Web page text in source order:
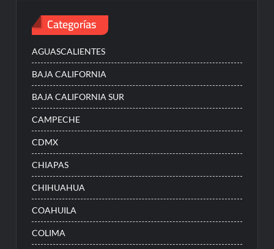
Categorías
AGUASCALIENTES
BAJA CALIFORNIA
BAJA CALIFORNIA SUR
CAMPECHE
CDMX
CHIAPAS
CHIHUAHUA
COAHUILA
COLIMA